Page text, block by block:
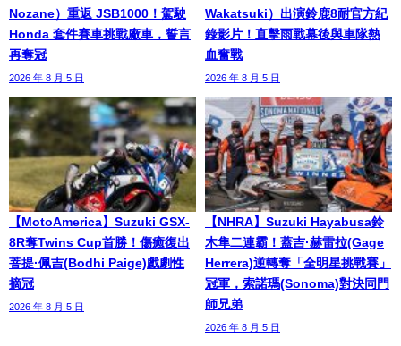
Nozane）重返 JSB1000！駕駛
Honda 套件賽車挑戰廠車，誓言
再奪冠
2026 年 8 月 5 日
Wakatsuki）出演鈴鹿8耐官方紀
錄影片！直擊雨戰幕後與車隊熱
血奮戰
2026 年 8 月 5 日
【MotoAmerica】Suzuki GSX-
8R奪Twins Cup首勝！傷癒復出
菩提·佩吉(Bodhi Paige)戲劇性
摘冠
2026 年 8 月 5 日
【NHRA】Suzuki Hayabusa鈴
木隼二連霸！蓋吉·赫雷拉(Gage
Herrera)逆轉奪「全明星挑戰賽」
冠軍，索諾瑪(Sonoma)對決同門
師兄弟
2026 年 8 月 5 日